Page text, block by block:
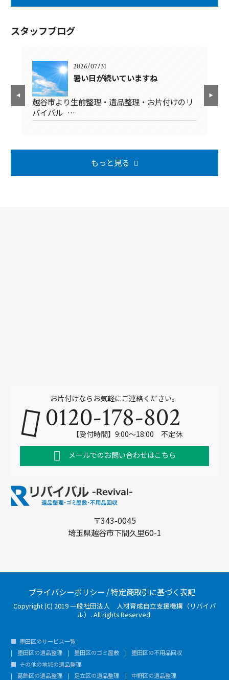
スタッフブログ
2026/07/31
暑い日が続いていますね
越谷市より生前整理・遺品整理・お片付けのリ
バイバル …
もっと見る
〒343-0045
埼玉県越谷市下間久里60-1
お片付けならお気軽にご連絡ください。
0120-178-802
【受付時間】9:00～18:00 不定休
メールでのお問い合わせはこちら
プライバシーポリシー /特定商取引に基づく表記
Copyright (C) 2019 一般社団法人 人材育成自立支援機構（リバイバ
ル）. All rights Reserved.
墨田区のサービス一覧
墨田区の遺品整理
墨田区のゴミ屋敷
墨田区の不用品回収
その他の地域の遺品整理
葛飾区の遺品整理
足立区の遺品整理
中野区の遺品整理